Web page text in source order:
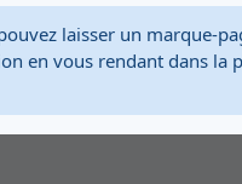
laisser un marque-
en vous rendant dans la